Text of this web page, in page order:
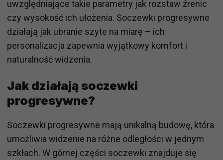
uwzględniające takie parametry jak rozstaw źrenic
czy wysokość ich ułożenia. Soczewki progresywne
działają jak ubranie szyte na miarę – ich
personalizacja zapewnia wyjątkowy komfort i
naturalność widzenia.
Jak działają soczewki
progresywne?
Soczewki progresywne mają unikalną budowę, która
umożliwia widzenie na różne odległości w jednym
szkłach. W górnej części soczewki znajduje się